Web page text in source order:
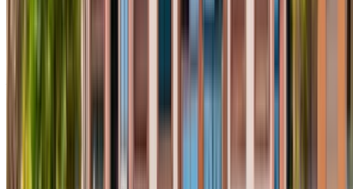
connectivité sans fil, maniabilité facile
Compactes